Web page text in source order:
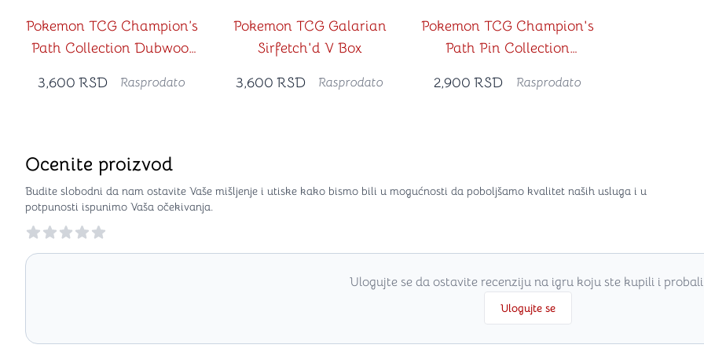
Pokemon TCG Champion’s
Path Collection Dubwool
3,600 RSD Rasprodato
Pokemon TCG Galarian
Sirfetch'd V Box
3,600 RSD Rasprodato
Pokemon TCG Champion's
Path Pin Collection
2,900 RSD Rasprodato
Ocenite proizvod
Budite slobodni da nam ostavite Vaše mišljenje i utiske kako bismo bili u mogućnosti da poboljšamo kvalitet naših usluga i u
potpunosti ispunimo Vaša očekivanja.
Reviews
Ulogujte se da ostavite recenziju na igru koju ste kupili i
Ulogujte se